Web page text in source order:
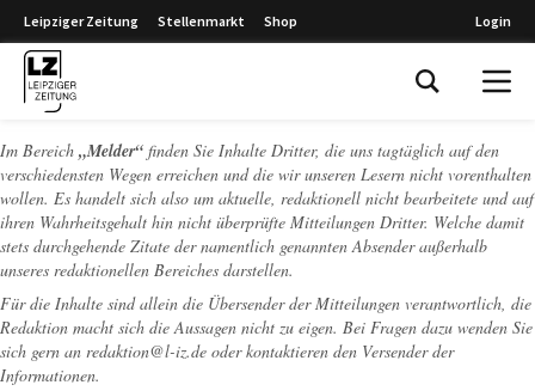
Leipziger Zeitung Stellenmarkt Shop Login
Im Bereich „Melder“ finden Sie Inhalte Dritter, die uns tagtäglich auf den
verschiedensten Wegen erreichen und die wir unseren Lesern nicht vorenthalten
wollen. Es handelt sich also um aktuelle, redaktionell nicht bearbeitete und auf
ihren Wahrheitsgehalt hin nicht überprüfte Mitteilungen Dritter. Welche damit
stets durchgehende Zitate der namentlich genannten Absender außerhalb
unseres redaktionellen Bereiches darstellen.
Für die Inhalte sind allein die Übersender der Mitteilungen verantwortlich, die
Redaktion macht sich die Aussagen nicht zu eigen. Bei Fragen dazu wenden Sie
sich gern an redaktion@l-iz.de oder kontaktieren den Versender der
Informationen.